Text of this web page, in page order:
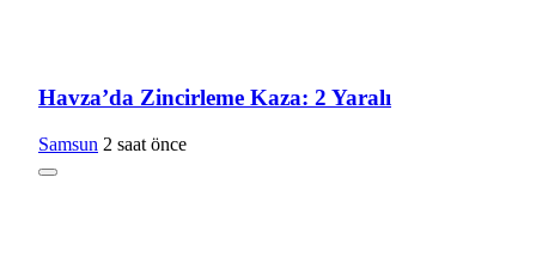
Havza’da Zincirleme Kaza: 2 Yaralı
Samsun 2 saat önce